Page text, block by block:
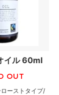
イル 60ml
OUT
ーストタイプ/